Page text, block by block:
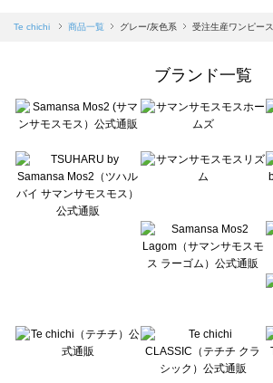
Samansa Mos2 blue（サマンサモスモス ブルー）の一覧
Te chichi（テチチ）の一覧
Te chichi CLASSIC（テチチ クラシック）の一覧
Lugnoncure（ルノンキュール）の一覧
BETTY'S BLUE（べティーズブルー）の一覧
Wpc.（ワールドパーティー）の一覧
Te chichi 商品一覧 グレー/灰色系 受注生産ワンピース
ブランド一覧